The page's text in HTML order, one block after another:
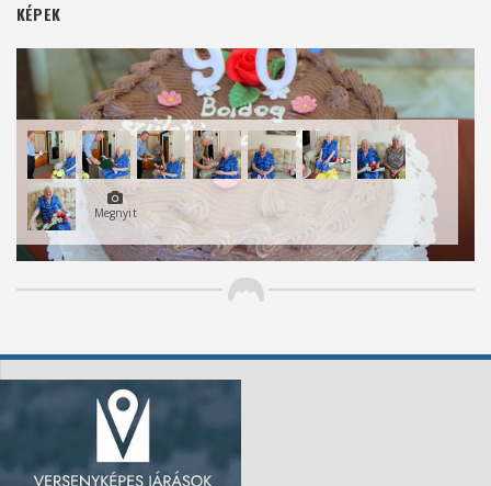
KÉPEK
Megnyit